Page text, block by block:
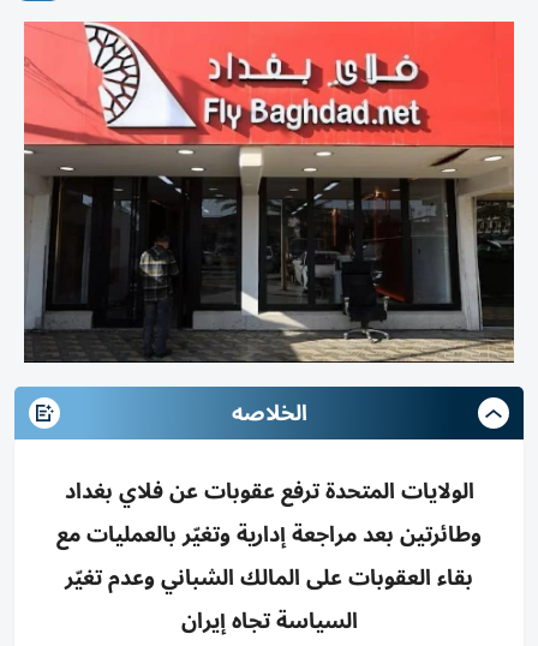
الخلاصه
الولايات المتحدة ترفع عقوبات عن فلاي بغداد
وطائرتين بعد مراجعة إدارية وتغيّر بالعمليات مع
بقاء العقوبات على المالك الشباني وعدم تغيّر
السياسة تجاه إيران